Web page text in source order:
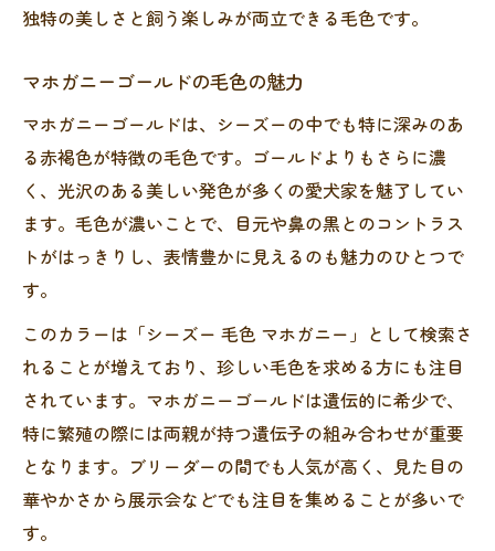
独特の美しさと飼う楽しみが両立できる毛色です。
マホガニーゴールドの毛色の魅力
マホガニーゴールドは、シーズーの中でも特に深みのあ
る赤褐色が特徴の毛色です。ゴールドよりもさらに濃
く、光沢のある美しい発色が多くの愛犬家を魅了してい
ます。毛色が濃いことで、目元や鼻の黒とのコントラス
トがはっきりし、表情豊かに見えるのも魅力のひとつで
す。
このカラーは「シーズー 毛色 マホガニー」として検索さ
れることが増えており、珍しい毛色を求める方にも注目
されています。マホガニーゴールドは遺伝的に希少で、
特に繁殖の際には両親が持つ遺伝子の組み合わせが重要
となります。ブリーダーの間でも人気が高く、見た目の
華やかさから展示会などでも注目を集めることが多いで
す。